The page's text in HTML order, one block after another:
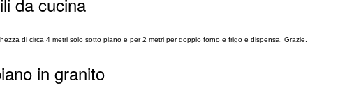
di circa 4 metri solo sotto piano e per 2 metri per doppio forno e frigo e dispensa. Grazie.
in granito